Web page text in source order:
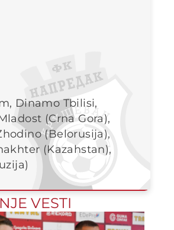
Dinamo Tbilisi,
(Crna Gora),
(Belorusija),
(Kazahstan),
VESTI